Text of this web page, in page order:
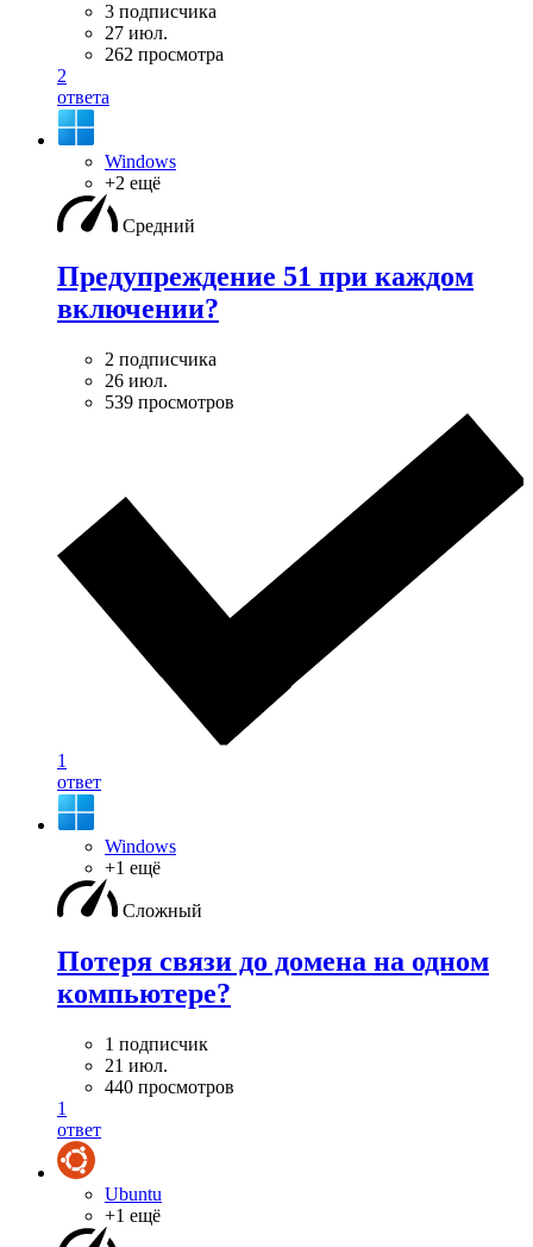
3 подписчика
27 июл.
262 просмотра
2
ответа
Windows
+2 ещё
Средний
Предупреждение 51 при каждом
включении?
2 подписчика
26 июл.
539 просмотров
1
ответ
Windows
+1 ещё
Сложный
Потеря связи до домена на одном
компьютере?
1 подписчик
21 июл.
440 просмотров
1
ответ
Ubuntu
+1 ещё